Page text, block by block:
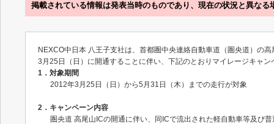
掲載されている情報は発表当時のものであり、現在の状況と異なる
NEXCO中日本 八王子支社は、首都圏中央連絡自動車道（圏央道）の
3月25日（日）に開通することに伴い、下記のとおりマイレージキャン
1．対象期間
2012年3月25日（日）から5月31日（木）までの走行が対象
2．キャンペーン内容
圏央道 高尾山ICの開通に伴い、同ICで流出された軽自動車等及び